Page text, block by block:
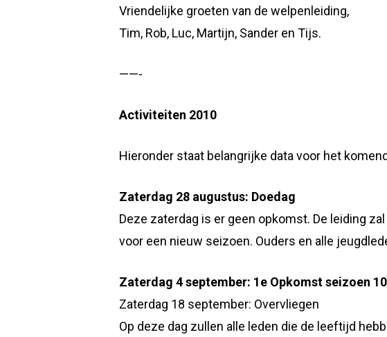
Vriendelijke groeten van de welpenleiding,
Tim, Rob, Luc, Martijn, Sander en Tijs.
——-
Activiteiten 2010
Hieronder staat belangrijke data voor het
Zaterdag 28 augustus: Doedag
Deze zaterdag is er geen opkomst. De leiding
voor een nieuw seizoen. Ouders en alle
Zaterdag 4 september: 1e Opkomst seizoen
Zaterdag 18 september: Overvliegen
Op deze dag zullen alle leden die de leeftijd